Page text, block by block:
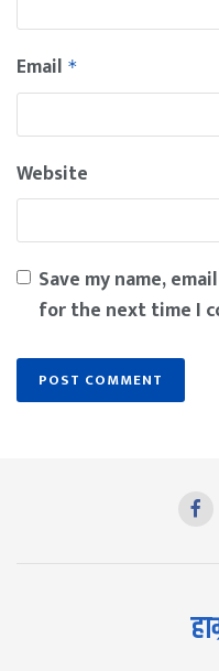
Email *
Website
Save my name,
for the next time I